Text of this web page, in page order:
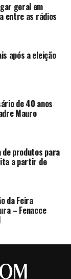
geral em
entre as rádios
após a eleição
de 40 anos
Mauro
de produtos para
a partir de
da Feira
– Fenacce